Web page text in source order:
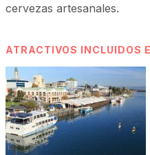
cervezas artesanales.
ATRACTIVOS INCLUIDOS